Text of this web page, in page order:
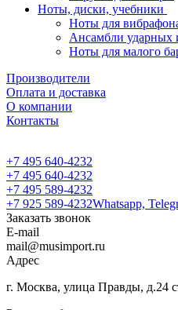
Ноты, диски, учебники
Ноты для
Ансамбли ударных
Ноты для малого
Производители
Оплата и доставка
О компании
Контакты
+7 495 640-4232
+7 495 640-4232
+7 495 589-4232
+7 925 589-4232Whatsapp,
Заказать звонок
E-mail
mail@musimport.ru
Адрес
г. Москва, улица Правды, д.24